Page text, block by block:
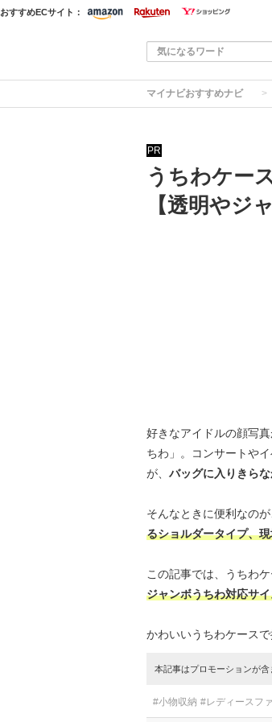
おすすめECサイト：
マイナビおすすめナビ
PR
うちわケー
【透明やジ
好きなアイドルの顔写
ちわ」。コンサートや
が、 バッグに入りきら
そんなときに便利なのが
るショルダータイプ、
この記事では、うちわ
ジャンボうちわ対応サ
かわいいうちわケース
本記事はプロモーションが含
#小物収納 #レディースフ